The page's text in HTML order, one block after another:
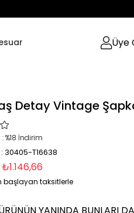
Üye
Detay Vintage
:%18 İndirim
: 30405-T16638
₺1.146,66
başlayan taksitlerle